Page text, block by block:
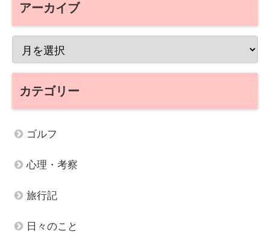
アーカイブ
カテゴリー
ゴルフ
心理・考察
旅行記
日々のこと